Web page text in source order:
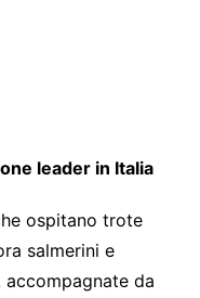
leader in Italia
ospitano trote
salmerini e
da